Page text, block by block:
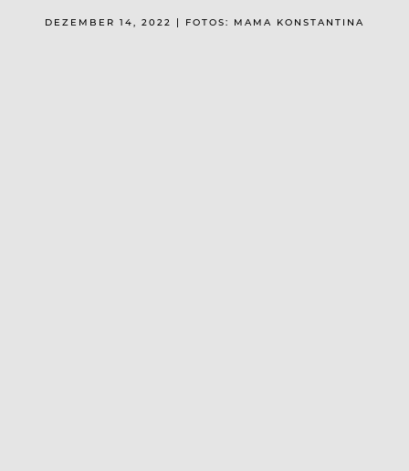
DEZEMBER 14, 2022 | FOTOS: MAMA KONSTANTINA